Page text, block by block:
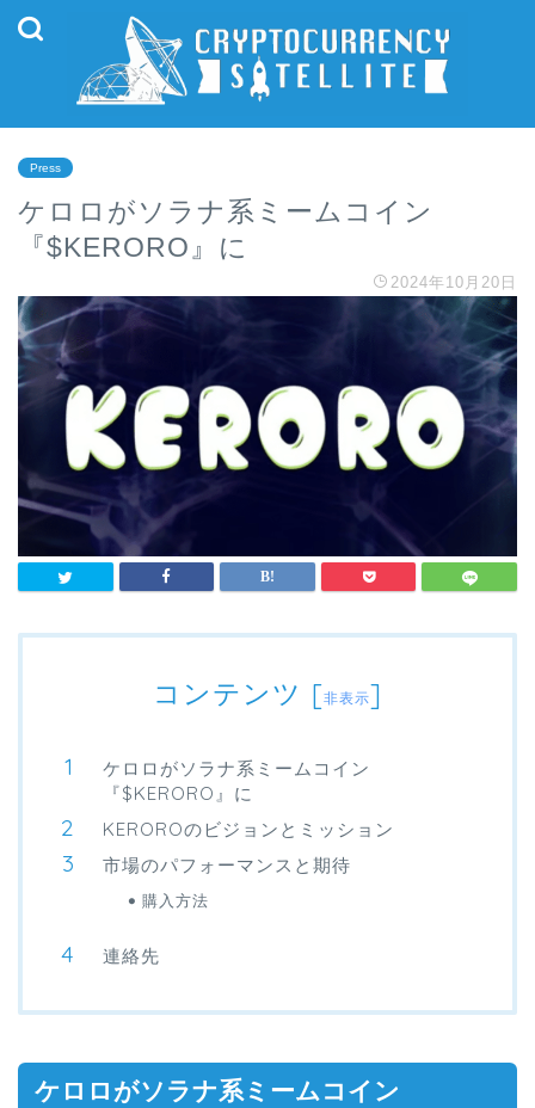
Press
ケロロがソラナ系ミームコイン
『$KERORO』に
2024年10月20日
コンテンツ [非表示]
ケロロがソラナ系ミームコイン
『$KERORO』に
KEROROのビジョンとミッション
市場のパフォーマンスと期待
購入方法
連絡先
ケロロがソラナ系ミームコイン